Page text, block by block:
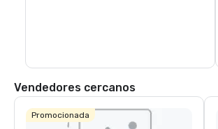
Vendedores cercanos
Promocionada